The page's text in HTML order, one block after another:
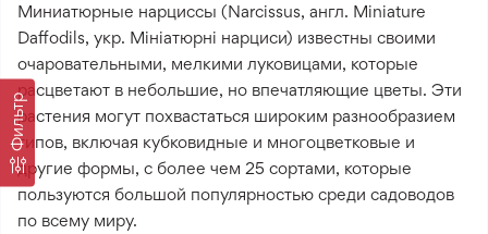
Фильтр
Миниатюрные нарциссы (Narcissus, англ. Miniature
Daffodils, укр. Мініатюрні нарциси) известны своими
очаровательными, мелкими луковицами, которые
расцветают в небольшие, но впечатляющие цветы. Эти
растения могут похвастаться широким разнообразием
типов, включая кубковидные и многоцветковые и
другие формы, с более чем 25 сортами, которые
пользуются большой популярностью среди садоводов
по всему миру.